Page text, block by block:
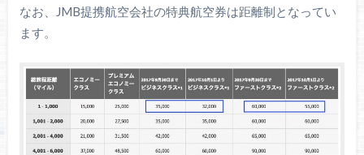
なお、JMB提携航空会社の特典航空券は距離制となってい
ます。